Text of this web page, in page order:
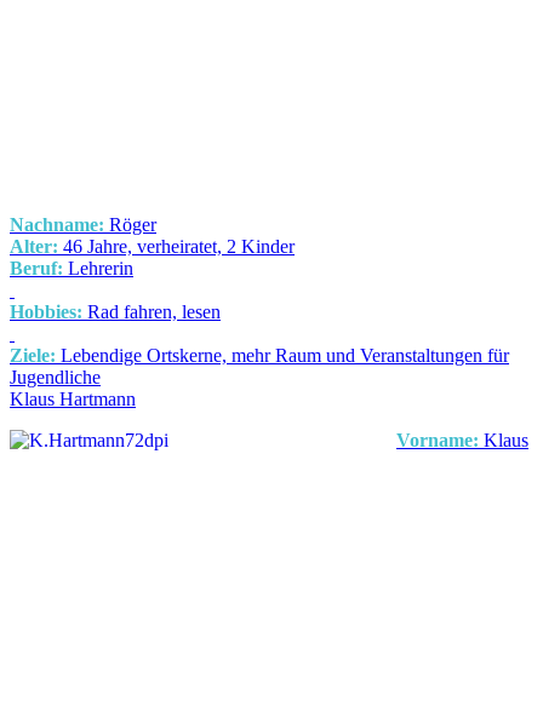
Nachname: Röger
Alter: 46 Jahre, verheiratet, 2 Kinder
Beruf: Lehrerin
Hobbies: Rad fahren, lesen
Ziele: Lebendige Ortskerne, mehr Raum und Veranstaltungen für
Jugendliche
Klaus Hartmann
Vorname: Klaus